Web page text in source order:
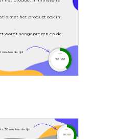
met het product ook in
wordt aangeprezen en de
timer
30:00
minuten de tijd
30 minuten de tijd timer
30:00